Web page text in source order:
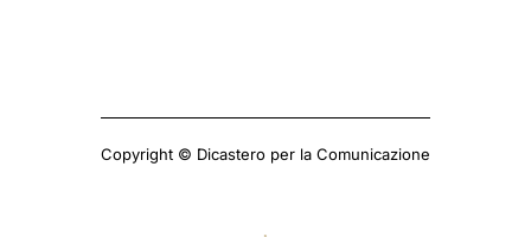
Copyright © Dicastero per la Comunicazione